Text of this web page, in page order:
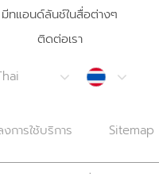
มีทแอนด์ลันช์ในสื่อต่างๆ
ติดต่อเรา
Thailand
การใช้บริการ Sitemap